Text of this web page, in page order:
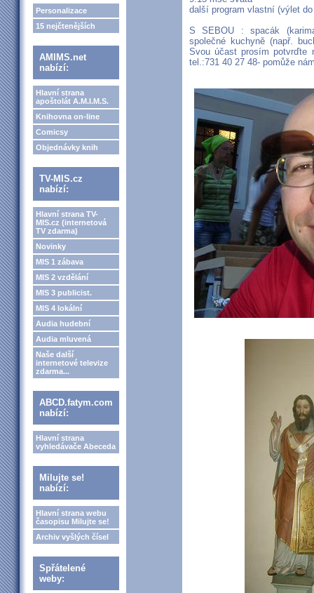
Personalizace
15 nejčtenějších
AMIMS.net
nabízí:
Hlavní strana
apoštolát A.M.I.M.S.
Knihovna on-line
Comicsy
Objednávky knih
TV-MIS.cz
nabízí:
Hlavní strana TV-
MIS.cz (internetová
TV zdarma)
Novinky
MIS 1 zábava
MIS 2 vzdělání
MIS 3 publicist.
MIS 4 lokální
Audia hudební
Audia mluvená
Naše další
internetové televize
zdarma...
ABCD.fatym.com
nabízí:
Hlavní strana
vyhledávače Abeceda
Milujte se!
nabízí:
Hlavní strana webu
časopisu Milujte se!
Archiv vyšlých čísel
Spřátelené
weby:
další program vlastní (výlet
S SEBOU : spacák
společné kuchyně (např.
Svou účast prosím potvrďte
tel.:731 40 27 48- pomůže